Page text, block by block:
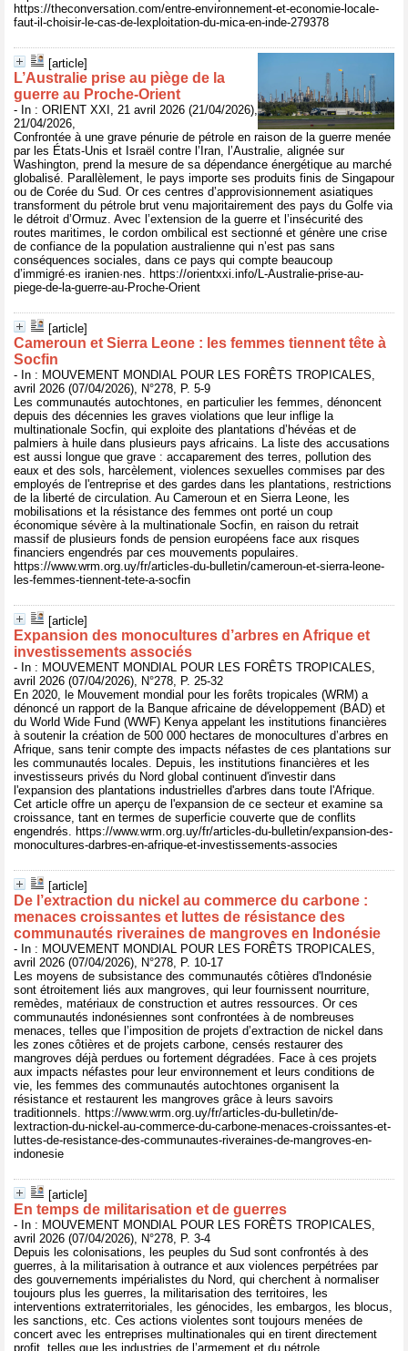
https://theconversation.com/entre-environnement-et-economie-locale-
faut-il-choisir-le-cas-de-lexploitation-du-mica-en-inde-279378
[article]
L’Australie prise au piège de la
guerre au Proche-Orient
- In : ORIENT XXI, 21 avril 2026 (21/04/2026),
21/04/2026,
Confrontée à une grave pénurie de pétrole en raison de la guerre menée
par les États-Unis et Israël contre l’Iran, l’Australie, alignée sur
Washington, prend la mesure de sa dépendance énergétique au marché
globalisé. Parallèlement, le pays importe ses produits finis de Singapour
ou de Corée du Sud. Or ces centres d’approvisionnement asiatiques
transforment du pétrole brut venu majoritairement des pays du Golfe via
le détroit d’Ormuz. Avec l’extension de la guerre et l’insécurité des
routes maritimes, le cordon ombilical est sectionné et génère une crise
de confiance de la population australienne qui n’est pas sans
conséquences sociales, dans ce pays qui compte beaucoup
d’immigré·es iranien·nes. https://orientxxi.info/L-Australie-prise-au-
piege-de-la-guerre-au-Proche-Orient
[article]
Cameroun et Sierra Leone : les femmes tiennent tête à
Socfin
- In : MOUVEMENT MONDIAL POUR LES FORÊTS TROPICALES,
avril 2026 (07/04/2026), N°278, P. 5-9
Les communautés autochtones, en particulier les femmes, dénoncent
depuis des décennies les graves violations que leur inflige la
multinationale Socfin, qui exploite des plantations d’hévéas et de
palmiers à huile dans plusieurs pays africains. La liste des accusations
est aussi longue que grave : accaparement des terres, pollution des
eaux et des sols, harcèlement, violences sexuelles commises par des
employés de l'entreprise et des gardes dans les plantations, restrictions
de la liberté de circulation. Au Cameroun et en Sierra Leone, les
mobilisations et la résistance des femmes ont porté un coup
économique sévère à la multinationale Socfin, en raison du retrait
massif de plusieurs fonds de pension européens face aux risques
financiers engendrés par ces mouvements populaires.
https://www.wrm.org.uy/fr/articles-du-bulletin/cameroun-et-sierra-leone-
les-femmes-tiennent-tete-a-socfin
[article]
Expansion des monocultures d’arbres en Afrique et
investissements associés
- In : MOUVEMENT MONDIAL POUR LES FORÊTS TROPICALES,
avril 2026 (07/04/2026), N°278, P. 25-32
En 2020, le Mouvement mondial pour les forêts tropicales (WRM) a
dénoncé un rapport de la Banque africaine de développement (BAD) et
du World Wide Fund (WWF) Kenya appelant les institutions financières
à soutenir la création de 500 000 hectares de monocultures d’arbres en
Afrique, sans tenir compte des impacts néfastes de ces plantations sur
les communautés locales. Depuis, les institutions financières et les
investisseurs privés du Nord global continuent d'investir dans
l'expansion des plantations industrielles d'arbres dans toute l'Afrique.
Cet article offre un aperçu de l'expansion de ce secteur et examine sa
croissance, tant en termes de superficie couverte que de conflits
engendrés. https://www.wrm.org.uy/fr/articles-du-bulletin/expansion-des-
monocultures-darbres-en-afrique-et-investissements-associes
[article]
De l’extraction du nickel au commerce du carbone :
menaces croissantes et luttes de résistance des
communautés riveraines de mangroves en Indonésie
- In : MOUVEMENT MONDIAL POUR LES FORÊTS TROPICALES,
avril 2026 (07/04/2026), N°278, P. 10-17
Les moyens de subsistance des communautés côtières d'Indonésie
sont étroitement liés aux mangroves, qui leur fournissent nourriture,
remèdes, matériaux de construction et autres ressources. Or ces
communautés indonésiennes sont confrontées à de nombreuses
menaces, telles que l’imposition de projets d’extraction de nickel dans
les zones côtières et de projets carbone, censés restaurer des
mangroves déjà perdues ou fortement dégradées. Face à ces projets
aux impacts néfastes pour leur environnement et leurs conditions de
vie, les femmes des communautés autochtones organisent la
résistance et restaurent les mangroves grâce à leurs savoirs
traditionnels. https://www.wrm.org.uy/fr/articles-du-bulletin/de-
lextraction-du-nickel-au-commerce-du-carbone-menaces-croissantes-et-
luttes-de-resistance-des-communautes-riveraines-de-mangroves-en-
indonesie
[article]
En temps de militarisation et de guerres
- In : MOUVEMENT MONDIAL POUR LES FORÊTS TROPICALES,
avril 2026 (07/04/2026), N°278, P. 3-4
Depuis les colonisations, les peuples du Sud sont confrontés à des
guerres, à la militarisation à outrance et aux violences perpétrées par
des gouvernements impérialistes du Nord, qui cherchent à normaliser
toujours plus les guerres, la militarisation des territoires, les
interventions extraterritoriales, les génocides, les embargos, les blocus,
les sanctions, etc. Ces actions violentes sont toujours menées de
concert avec les entreprises multinationales qui en tirent directement
profit, telles que les industries de l’armement et du pétrole.